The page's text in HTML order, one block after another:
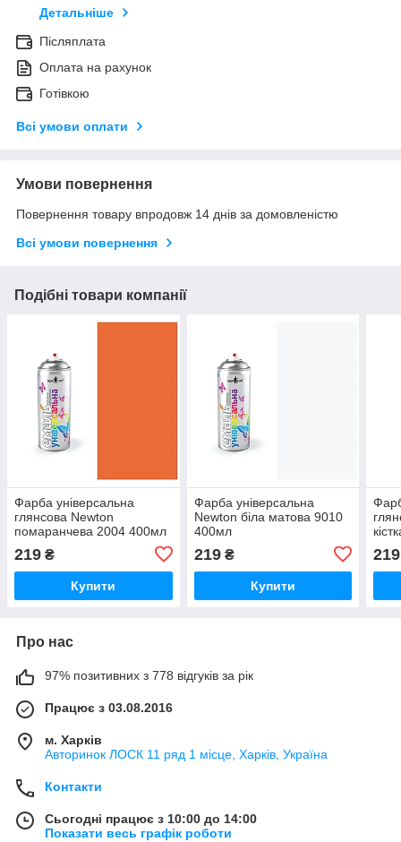
Детальніше
Післяплата
Оплата на рахунок
Готівкою
Всі умови оплати
Умови повернення
Повернення товару впродовж 14 днів за домовленістю
Всі умови повернення
Подібні товари компанії
Фарба універсальна
глянсова Newton
помаранчева 2004 400мл
219 ₴
Купити
Фарба універсальна
Newton біла матова 9010
400мл
219₴
Купити
219
Про нас
97% позитивних з 778 відгуків за рік
Працює з 03.08.2016
м. Харків
Авторинок ЛОСК 11 ряд 1 місце, Харків, Україна
Контакти
Сьогодні працює з 10:00 до 14:00
Показати весь графік роботи